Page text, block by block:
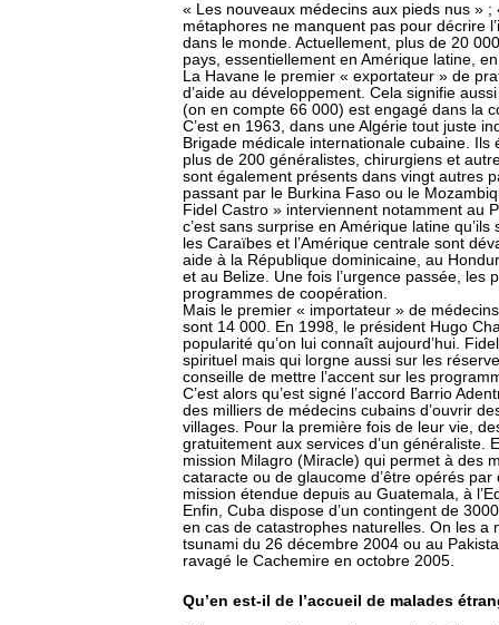
« Les nouveaux médecins aux pieds nus »
métaphores ne manquent pas pour décrire
dans le monde. Actuellement, plus de 20
pays, essentiellement en Amérique latine,
La Havane le premier « exportateur » de
d’aide au développement. Cela signifie
(on en compte 66 000) est engagé dans la
C’est en 1963, dans une Algérie tout juste
Brigade médicale internationale cubaine. Ils
plus de 200 généralistes, chirurgiens et
sont également présents dans vingt autres
passant par le Burkina Faso ou le
Fidel Castro » interviennent notamment au
c’est sans surprise en Amérique latine
les Caraïbes et l’Amérique centrale sont
aide à la République dominicaine, au
et au Belize. Une fois l’urgence passée, les
programmes de coopération.
Mais le premier « importateur » de
sont 14 000. En 1998, le président Hugo
popularité qu’on lui connaît aujourd’hui.
spirituel mais qui lorgne aussi sur les
conseille de mettre l’accent sur les
C’est alors qu’est signé l’accord Barrio
des milliers de médecins cubains d’ouvrir
villages. Pour la première fois de leur vie,
gratuitement aux services d’un généraliste.
mission Milagro (Miracle) qui permet à des
cataracte ou de glaucome d’être opérés
mission étendue depuis au Guatemala, à
Enfin, Cuba dispose d’un contingent de
en cas de catastrophes naturelles. On les a
tsunami du 26 décembre 2004 ou au
ravagé le Cachemire en octobre 2005.
Qu’en est-il de l’accueil de malades